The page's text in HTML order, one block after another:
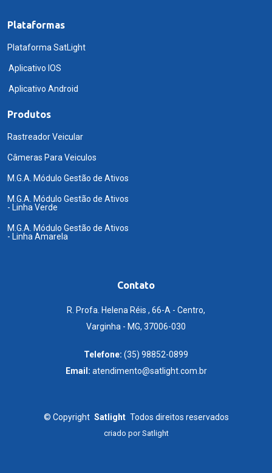
Plataformas
Plataforma SatLight
Aplicativo IOS
Aplicativo Android
Produtos
Rastreador Veicular
Câmeras Para Veiculos
M.G.A. Módulo Gestão de Ativos
M.G.A. Módulo Gestão de Ativos
- Linha Verde
M.G.A. Módulo Gestão de Ativos
- Linha Amarela
Contato
R. Profa. Helena Réis , 66-A - Centro,
Varginha - MG, 37006-030
Telefone: (35) 98852-0899
Email: atendimento@satlight.com.br
© Copyright Satlight Todos direitos reservados
criado porSatlight